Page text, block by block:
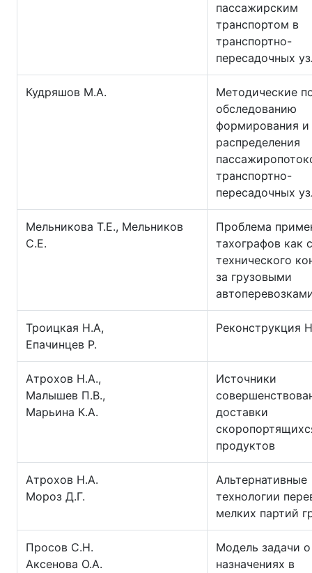
пассажирским
транспортом в
транспортно-
пересадочных
Кудряшов М.А.
Методические
обследованию
формирования и
распределения
транспортно-
пересадочных
Мельникова Т.Е., Мельников
С.Е.
Проблема
тахографов как
технического
за грузовыми
Троицкая Н.А,
Епачинцев Р.
Реконструкция
Атрохов Н.А.,
Малышев П.В.,
Марьина К.А.
Источники
доставки
продуктов
Атрохов Н.А.
Мороз Д.Г.
Альтернативные
технологии
мелких партий
Просов С.Н.
Аксенова О.А.
Модель задачи о
назначениях в